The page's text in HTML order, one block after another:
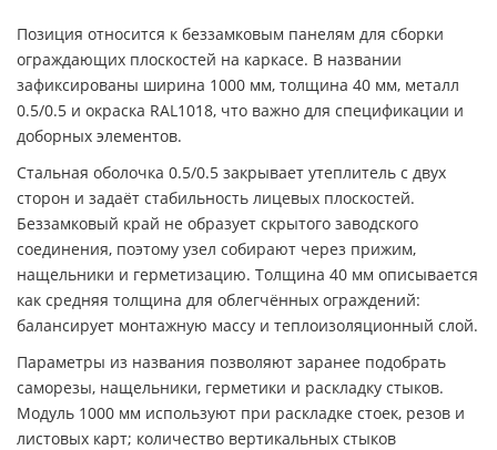
Позиция относится к беззамковым панелям для сборки
ограждающих плоскостей на каркасе. В названии
зафиксированы ширина 1000 мм, толщина 40 мм, металл
0.5/0.5 и окраска RAL1018, что важно для спецификации и
доборных элементов.
Стальная оболочка 0.5/0.5 закрывает утеплитель с двух
сторон и задаёт стабильность лицевых плоскостей.
Беззамковый край не образует скрытого заводского
соединения, поэтому узел собирают через прижим,
нащельники и герметизацию. Толщина 40 мм описывается
как средняя толщина для облегчённых ограждений:
балансирует монтажную массу и теплоизоляционный слой.
Параметры из названия позволяют заранее подобрать
саморезы, нащельники, герметики и раскладку стыков.
Модуль 1000 мм используют при раскладке стоек, резов и
листовых карт; количество вертикальных стыков